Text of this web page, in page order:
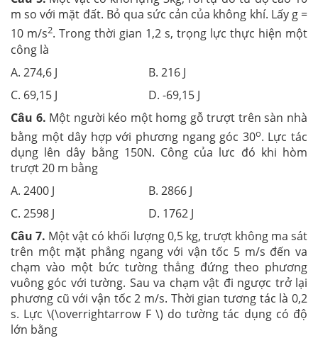
m so với mặt đất. Bỏ qua sức cản của không khí. Lấy g =
10 m/s2. Trong thời gian 1,2 s, trọng lực thực hiện một
công là
A. 274,6 J B. 216 J
C. 69,15 J D. -69,15 J
Câu 6. Một người kéo một homg gỗ trượt trên sàn nhà
bằng một dây hợp với phương ngang góc 30o. Lực tác
dụng lên dây bằng 150N. Công của lưc đó khi hòm
trượt 20 m bằng
A. 2400 J B. 2866 J
C. 2598 J D. 1762 J
Câu 7. Một vật có khối lượng 0,5 kg, trượt không ma sát
trên một mặt phẳng ngang với vận tốc 5 m/s đến va
chạm vào một bức tường thẳng đứng theo phương
vuông góc với tường. Sau va chạm vật đi ngược trở lại
phương cũ với vận tốc 2 m/s. Thời gian tương tác là 0,2
s. Lực \(\overrightarrow F \) do tường tác dụng có độ
lớn bằng